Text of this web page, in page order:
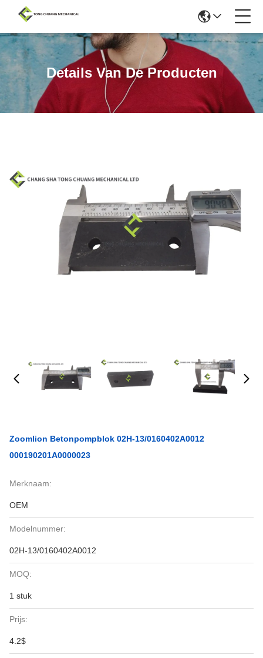
Details Van De Producten
Zoomlion Betonpompblok 02H-13/0160402A0012
000190201A0000023
Merknaam:
OEM
Modelnummer:
02H-13/0160402A0012
MOQ:
1 stuk
Prijs:
4.2$